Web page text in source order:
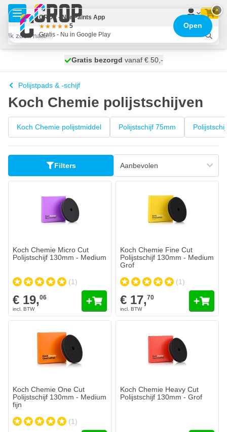
Ga naar de inhoud
morgen bezorgd
Gratis bezorgd vanaf € 50,-
100 dagen
Polijstpads & -schijf
Koch Chemie polijstschijven
Koch Chemie polijstmiddel Polijstschijf 75mm
Filters
Koch Chemie Micro Cut
Polijstschijf 130mm - Medium
(1)
€ 19,06
Koch Chemie Fine Cut
Polijstschijf 130mm - Medium
Grof
(1)
€ 17,70
Koch Chemie One Cut
Polijstschijf 130mm - Medium
fijn
(1)
Koch Chemie Heavy Cut
Polijstschijf 130mm - Grof
×
CROP - NonPaints App
5
Gratis - Nu in Google Play
Open